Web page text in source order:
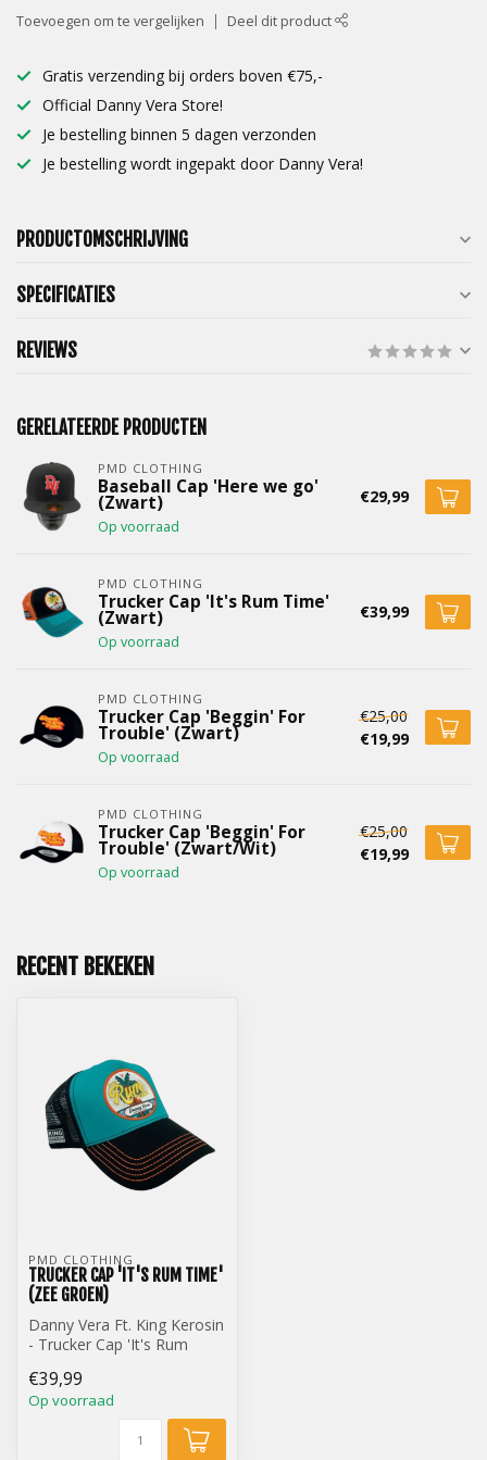
Toevoegen om te vergelijken Deel dit product
Gratis verzending bij orders boven €75,-
Official Danny Vera Store!
Je bestelling binnen 5 dagen verzonden
Je bestelling wordt ingepakt door Danny Vera!
PRODUCTOMSCHRIJVING
SPECIFICATIES
REVIEWS
GERELATEERDE PRODUCTEN
PMD CLOTHING
Baseball Cap 'Here we go'
(Zwart)
Op voorraad
€29,99
PMD CLOTHING
Trucker Cap 'It's Rum Time'
(Zwart)
Op voorraad
€39,99
PMD CLOTHING
Trucker Cap 'Beggin' For
Trouble' (Zwart)
Op voorraad
€25,00
€19,99
PMD CLOTHING
Trucker Cap 'Beggin' For
Trouble' (Zwart/Wit)
Op voorraad
€25,00
€19,99
RECENT BEKEKEN
PMD CLOTHING
TRUCKER CAP 'IT'S RUM TIME'
(ZEE GROEN)
Danny Vera Ft. King Kerosin
- Trucker Cap 'It's Rum
€39,99
Op voorraad